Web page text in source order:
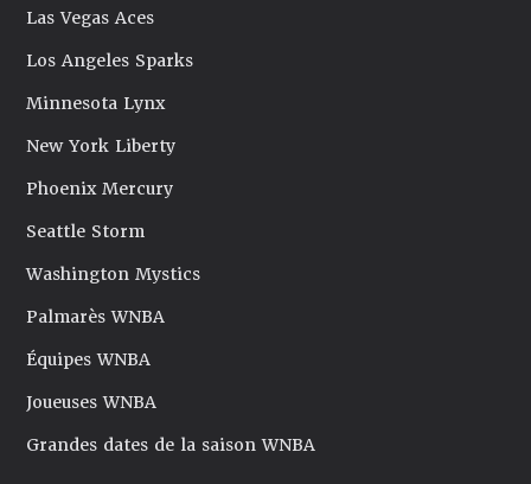
Las Vegas Aces
Los Angeles Sparks
Minnesota Lynx
New York Liberty
Phoenix Mercury
Seattle Storm
Washington Mystics
Palmarès WNBA
Équipes WNBA
Joueuses WNBA
Grandes dates de la saison WNBA